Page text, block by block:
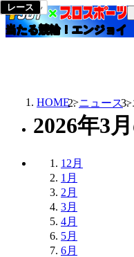
当たる競輪！エンジョイ
HOME ニュース
2026年3
12月
1月
2月
3月
4月
5月
6月